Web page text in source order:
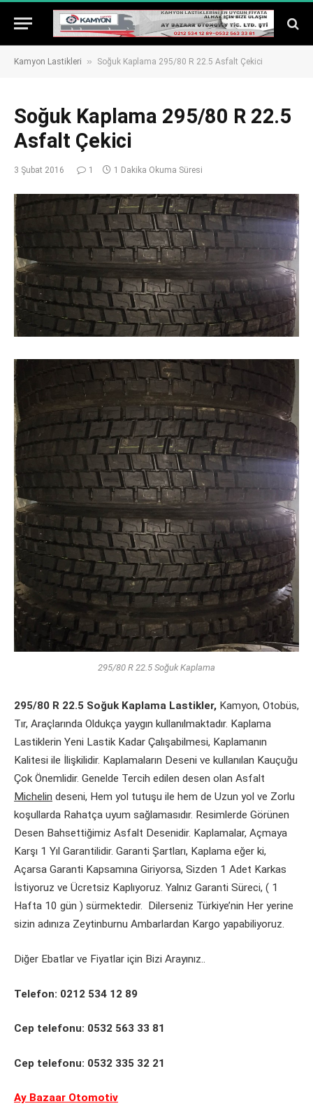
Kamyon Lastikleri » Soğuk Kaplama 295/80 R 22.5 Asfalt Çekici
Soğuk Kaplama 295/80 R 22.5
Asfalt Çekici
3 Şubat 2016 1 1 Dakika Okuma Süresi
295/80 R 22.5 Soğuk Kaplama
295/80 R 22.5 Soğuk Kaplama Lastikler, Kamyon, Otobüs,
Tır, Araçlarında Oldukça yaygın kullanılmaktadır. Kaplama
Lastiklerin Yeni Lastik Kadar Çalışabilmesi, Kaplamanın
Kalitesi ile İlişkilidir. Kaplamaların Deseni ve kullanılan Kauçuğu
Çok Önemlidir. Genelde Tercih edilen desen olan Asfalt
Michelin deseni, Hem yol tutuşu ile hem de Uzun yol ve Zorlu
koşullarda Rahatça uyum sağlamasıdır. Resimlerde Görünen
Desen Bahsettiğimiz Asfalt Desenidir. Kaplamalar, Açmaya
Karşı 1 Yıl Garantilidir. Garanti Şartları, Kaplama eğer ki,
Açarsa Garanti Kapsamına Giriyorsa, Sizden 1 Adet Karkas
İstiyoruz ve Ücretsiz Kaplıyoruz. Yalnız Garanti Süreci, ( 1
Hafta 10 gün ) sürmektedir. Dilerseniz Türkiye’nin Her yerine
sizin adınıza Zeytinburnu Ambarlardan Kargo yapabiliyoruz.
Diğer Ebatlar ve Fiyatlar için Bizi Arayınız..
Telefon: 0212 534 12 89
Cep telefonu: 0532 563 33 81
Cep telefonu: 0532 335 32 21
Ay Bazaar Otomotiv